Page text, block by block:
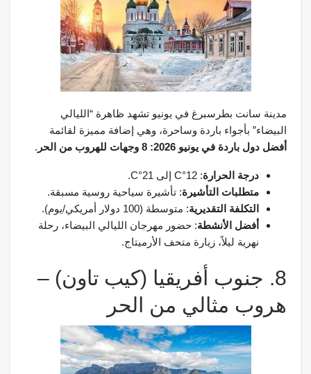
مدينة سانت بطرسبرغ في يونيو تشهد ظاهرة “الليالي
البيضاء” بأجواء باردة وساحرة، وهي إضافة مميزة لقائمة
أفضل دول باردة في يونيو 2026: 8 وجهات للهروب من الحر
.
درجة الحرارة: 12°C إلى 21°C.
متطلبات التأشيرة: تأشيرة سياحية روسية مسبقة.
التكلفة التقديرية: متوسطة (100 دولار أمريكي/يوم).
أفضل الأنشطة: حضور مهرجان الليالي البيضاء، رحلة
نهرية ليلاً، زيارة متحف الأرميتاج.
8. جنوب أفريقيا (كيب تاون) –
هروب مثالي من الحر